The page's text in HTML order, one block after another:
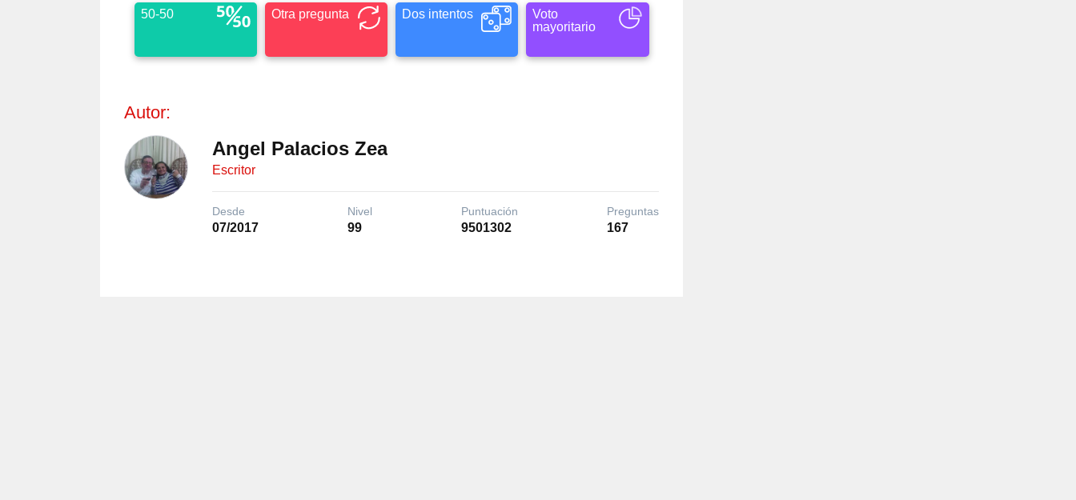
50-50 Otra pregunta Dos intentos
Voto
mayoritario
Autor:
Angel Palacios Zea
Escritor
Desde
07/2017
Nivel
99
Puntuación
9501302
Preguntas
167